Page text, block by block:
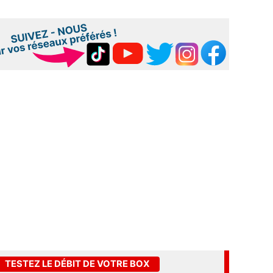
TESTEZ LE DÉBIT DE VOTRE BOX